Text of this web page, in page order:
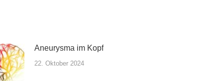
Aneurysma im Kopf
22. Oktober 2024